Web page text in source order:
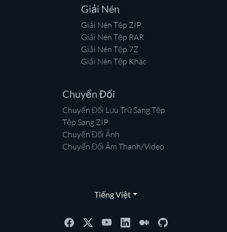
Giải Nén
Giải Nén Tệp ZIP
Giải Nén Tệp RAR
Giải Nén Tệp 7Z
Giải Nén Tệp Khác
Chuyển Đổi
Chuyển Đổi Lưu Trữ Sang Tệp
Tệp Sang ZIP
Chuyển Đổi Ảnh
Chuyển Đổi Âm Thanh/Video
Tiếng Việt